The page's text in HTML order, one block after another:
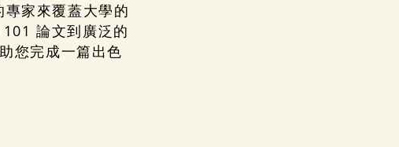
家來覆蓋大學的
論文到廣泛的
您完成一篇出色